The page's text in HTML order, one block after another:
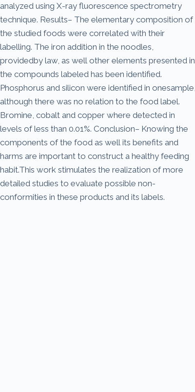
analyzed using X-ray fluorescence spectrometry
technique. Results– The elementary composition of
the studied foods were correlated with their
labelling. The iron addition in the noodles,
providedby law, as well other elements presented in
the compounds labeled has been identified.
Phosphorus and silicon were identified in onesample,
although there was no relation to the food label.
Bromine, cobalt and copper where detected in
levels of less than 0.01%. Conclusion– Knowing the
components of the food as well its benefits and
harms are important to construct a healthy feeding
habit.This work stimulates the realization of more
detailed studies to evaluate possible non-
conformities in these products and its labels.